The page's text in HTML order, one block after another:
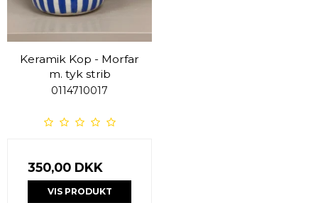
Keramik Kop - Morfar
m. tyk strib
0114710017
350,00 DKK
VIS PRODUKT